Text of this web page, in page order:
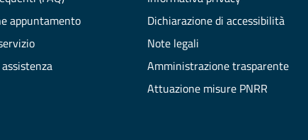
appuntamento
Dichiarazione di accessibilità
Note legali
Amministrazione trasparente
Attuazione misure PNRR